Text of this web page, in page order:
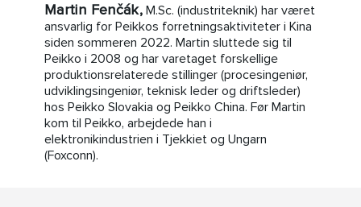
Martin Fenčák, M.Sc. (industriteknik) har været
ansvarlig for Peikkos forretningsaktiviteter i Kina
siden sommeren 2022. Martin sluttede sig til
Peikko i 2008 og har varetaget forskellige
produktionsrelaterede stillinger (procesingeniør,
udviklingsingeniør, teknisk leder og driftsleder)
hos Peikko Slovakia og Peikko China. Før Martin
kom til Peikko, arbejdede han i
elektronikindustrien i Tjekkiet og Ungarn
(Foxconn).